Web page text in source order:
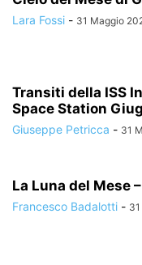
Lara Fossi - 31 Maggio
Transiti della ISS
Space Station
Giuseppe Petricca - 31
La Luna del Mese
Francesco Badalotti -